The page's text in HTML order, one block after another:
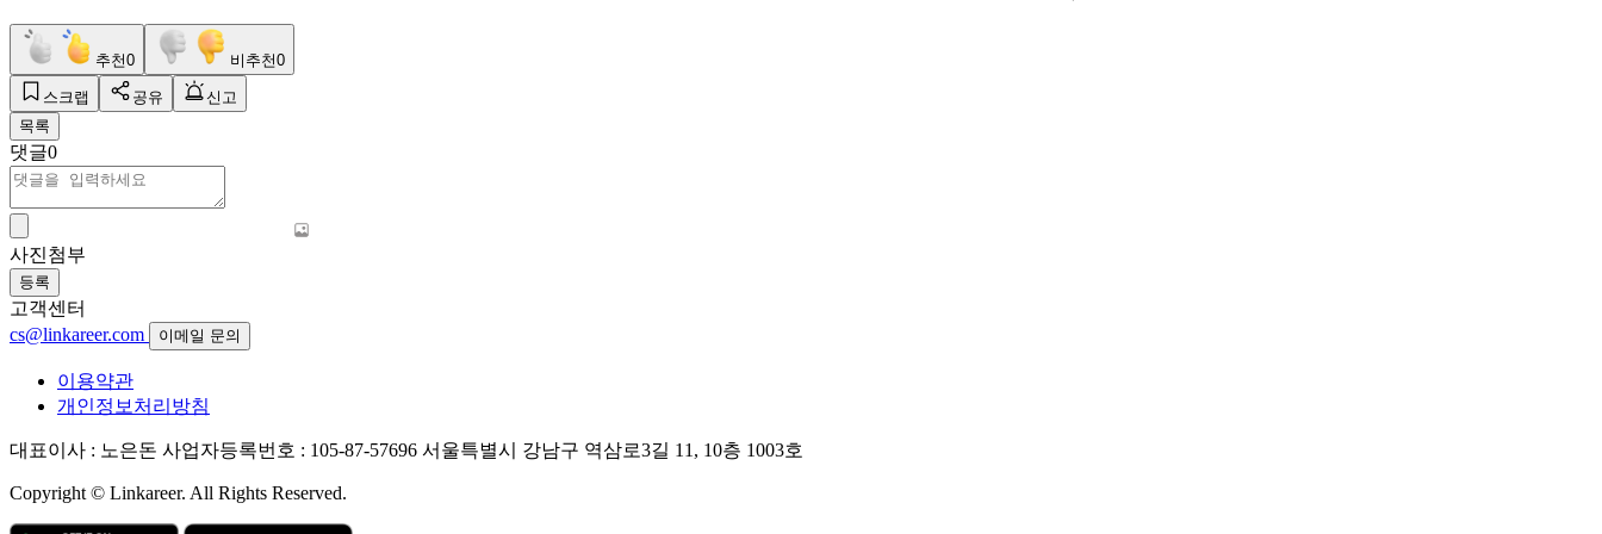
추천0 비추천0
스크랩 공유
신고
목록
댓글0
사진첨부
등록
고객센터
cs@linkareer.com
이메일 문의
이용약관
개인정보처리방침
대표이사 : 노은돈 사업자등록번호 : 105-87-57696 서울특별시 강남구 역삼로3길 11, 10층 1003호
Copyright © Linkareer. All Rights Reserved.